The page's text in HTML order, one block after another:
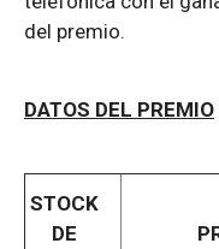
del premio.
DATOS DEL PREMIO
STOCK
DE